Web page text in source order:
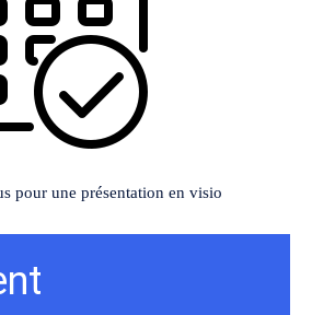
pour une présentation en visio